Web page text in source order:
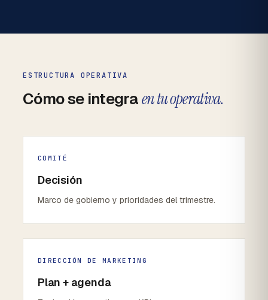
ESTRUCTURA OPERATIVA
Cómo se integraen tu operativa.
COMITÉ
Decisión
Marco de gobierno y prioridades del trimestre.
DIRECCIÓN DE MARKETING
Plan + agenda